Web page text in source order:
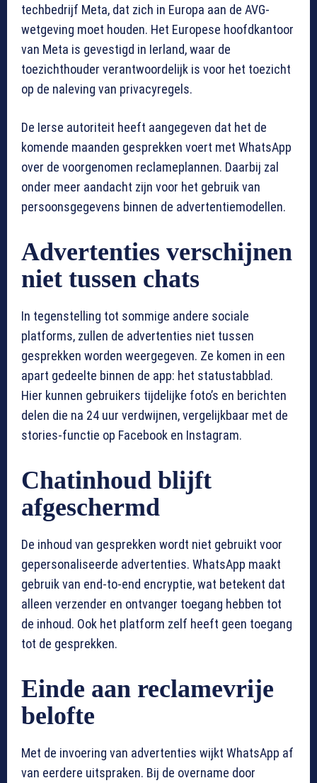
techbedrijf Meta, dat zich in Europa aan de AVG-
wetgeving moet houden. Het Europese hoofdkantoor
van Meta is gevestigd in Ierland, waar de
toezichthouder verantwoordelijk is voor het toezicht
op de naleving van privacyregels.
De Ierse autoriteit heeft aangegeven dat het de
komende maanden gesprekken voert met WhatsApp
over de voorgenomen reclameplannen. Daarbij zal
onder meer aandacht zijn voor het gebruik van
persoonsgegevens binnen de advertentiemodellen.
Advertenties verschijnen
niet tussen chats
In tegenstelling tot sommige andere sociale
platforms, zullen de advertenties niet tussen
gesprekken worden weergegeven. Ze komen in een
apart gedeelte binnen de app: het statustabblad.
Hier kunnen gebruikers tijdelijke foto’s en berichten
delen die na 24 uur verdwijnen, vergelijkbaar met de
stories-functie op Facebook en Instagram.
Chatinhoud blijft
afgeschermd
De inhoud van gesprekken wordt niet gebruikt voor
gepersonaliseerde advertenties. WhatsApp maakt
gebruik van end-to-end encryptie, wat betekent dat
alleen verzender en ontvanger toegang hebben tot
de inhoud. Ook het platform zelf heeft geen toegang
tot de gesprekken.
Einde aan reclamevrije
belofte
Met de invoering van advertenties wijkt WhatsApp af
van eerdere uitspraken. Bij de overname door